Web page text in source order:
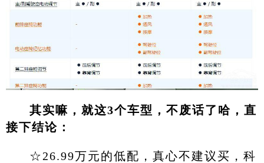
其实嘛，就这3个车型，不废话了哈，直
接下结论：
☆26.99万元的低配，真心不建议买，科